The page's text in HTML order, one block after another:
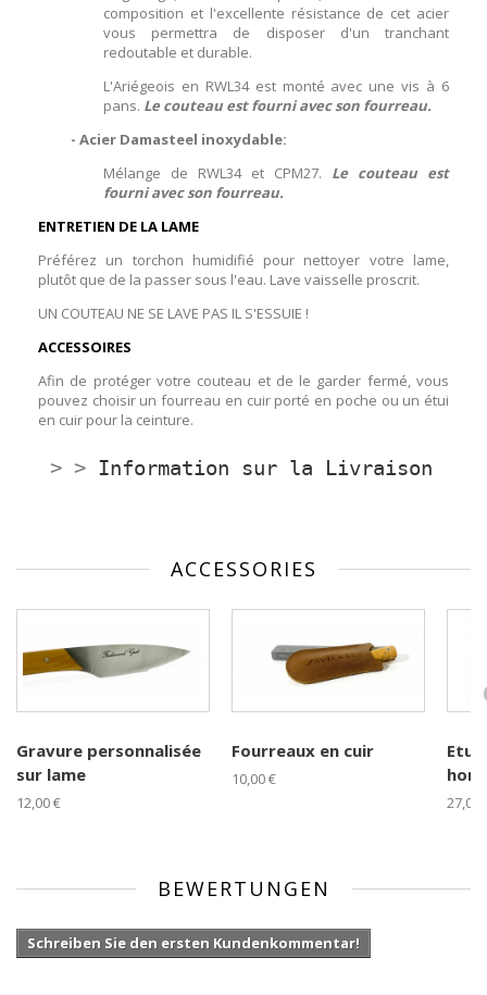
composition et l'excellente résistance de cet acier
vous permettra de disposer d'un tranchant
redoutable et durable.
L'Ariégeois en RWL34 est monté avec une vis à 6
pans. Le couteau est fourni avec son fourreau.
- Acier Damasteel inoxydable:
Mélange de RWL34 et CPM27. Le couteau est
fourni avec son fourreau.
ENTRETIEN DE LA LAME
Préférez un torchon humidifié pour nettoyer votre lame,
plutôt que de la passer sous l'eau. Lave vaisselle proscrit.
UN COUTEAU NE SE LAVE PAS IL S'ESSUIE !
ACCESSOIRES
Afin de protéger votre couteau et de le garder fermé, vous
pouvez choisir un fourreau en cuir porté en poche ou un étui
en cuir pour la ceinture.
> > Information sur la Livraison
ACCESSORIES
Gravure personnalisée
sur lame
12,00 €
Fourreaux en cuir
10,00 €
27,00
BEWERTUNGEN
Schreiben Sie den ersten Kundenkommentar!